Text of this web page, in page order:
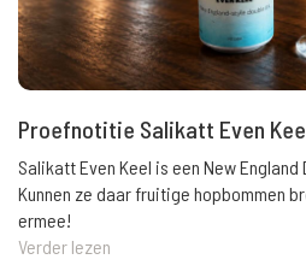
Proefnotitie Salikatt Even
Salikatt Even Keel is een New England
Kunnen ze daar fruitige hopbommen
ermee!
Verder lezen